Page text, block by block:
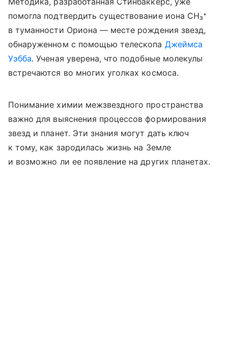
помогла подтвердить существование иона CH₃⁺
в туманности Ориона — месте рождения звезд,
обнаруженном с помощью телескопа Джеймса
Уэбба. Ученая уверена, что подобные молекулы
встречаются во многих уголках космоса.
Понимание химии межзвездного пространства
важно для выяснения процессов формирования
звезд и планет. Эти знания могут дать ключ
к тому, как зародилась жизнь на Земле
и возможно ли ее появление на других планетах.